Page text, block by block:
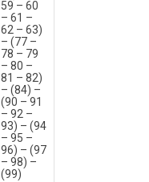
59 – 60
– 61 –
62 – 63)
– (77 –
78 – 79
– 80 –
81 – 82)
– (84) –
(90 – 91
– 92 –
93) – (94
– 95 –
96) – (97
– 98) –
(99)